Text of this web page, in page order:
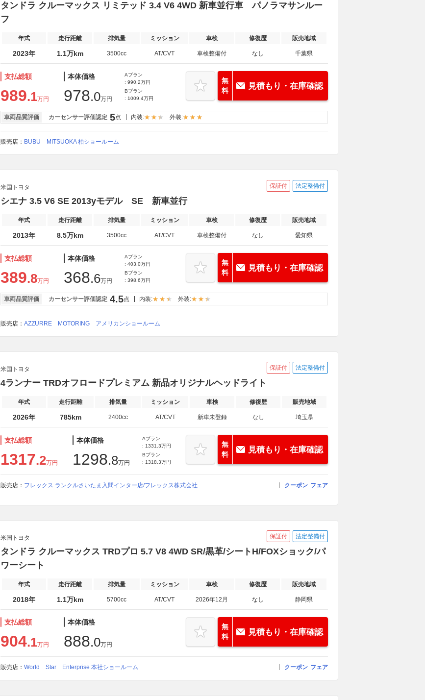
タンドラ クルーマックス リミテッド 3.4 V6 4WD 新車並行車 パノラマサンルー
フ
年式 走行距離 排気量 ミッション 車検 修復歴 販売地域
2023年 1.1万km 3500cc AT/CVT 車検整備付 なし 千葉県
支払総額
989.1万円
本体価格
978.0万円
Aプラン
: 990.2万円
Bプラン
: 1009.4万円
無
料
見積もり・在庫確認
車両品質評価 カーセンサー評価認定 5点 内装: 外装:
販売店： BUBU MITSUOKA 柏ショールーム
米国トヨタ 保証付 法定整備付
シエナ 3.5 V6 SE 2013yモデル SE 新車並行
年式 走行距離 排気量 ミッション 車検 修復歴 販売地域
2013年 8.5万km 3500cc AT/CVT 車検整備付 なし 愛知県
支払総額
389.8万円
本体価格
368.6万円
Aプラン
: 403.0万円
Bプラン
: 398.6万円
無
料
見積もり・在庫確認
車両品質評価 カーセンサー評価認定 4.5点 内装: 外装:
販売店： AZZURRE MOTORING アメリカンショールーム
米国トヨタ 保証付 法定整備付
4ランナー TRDオフロードプレミアム 新品オリジナルヘッドライト
年式 走行距離 排気量 ミッション 車検 修復歴 販売地域
2026年 785km 2400cc AT/CVT 新車未登録 なし 埼玉県
支払総額
1317.2万円
本体価格
1298.8万円
Aプラン
: 1331.3万円
Bプラン
: 1318.3万円
無
料
見積もり・在庫確認
販売店： フレックス ランクルさいたま入間インター店/フレックス株式会社 クーポン フェア
米国トヨタ 保証付 法定整備付
タンドラ クルーマックス TRDプロ 5.7 V8 4WD SR/黒革/シートH/FOXショック/パ
ワーシート
年式 走行距離 排気量 ミッション 車検 修復歴 販売地域
2018年 1.1万km 5700cc AT/CVT 2026年12月 なし 静岡県
支払総額
904.1万円
本体価格
888.0万円
無
料
見積もり・在庫確認
販売店： World Star Enterprise 本社ショールーム クーポン フェア